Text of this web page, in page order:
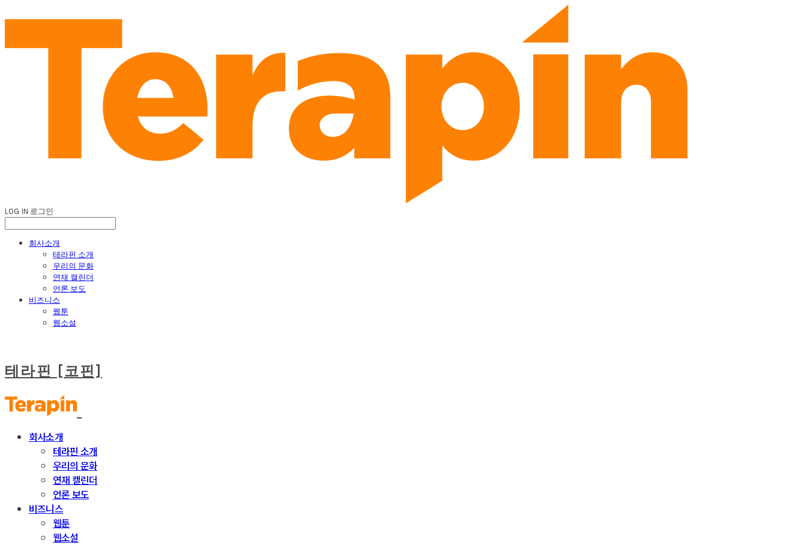
LOG IN 로그인
회사소개
테라핀 소개
우리의 문화
연재 캘린더
언론 보도
비즈니스
웹툰
웹소설
테라핀 [코핀]
회사소개
테라핀 소개
우리의 문화
연재 캘린더
언론 보도
비즈니스
웹툰
웹소설